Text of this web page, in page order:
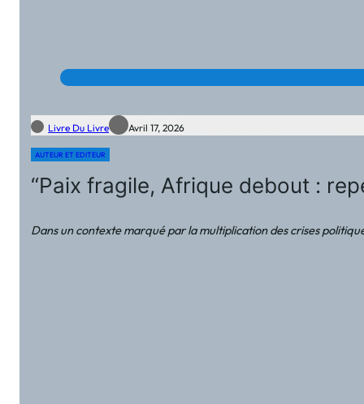
Livre Du Livre Avril 17, 2026
AUTEUR ET EDITEUR
“Paix fragile, Afrique debout :
Dans un contexte marqué par la multiplication des crises